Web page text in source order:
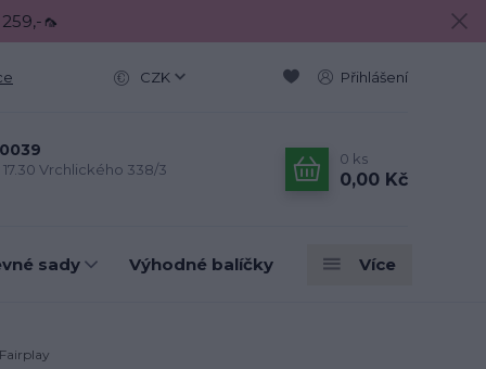
🦟
CZK Přihlášení
17.30 Vrchlického 338/3
0 ks
0,00 Kč
sady Výhodné balíčky Více